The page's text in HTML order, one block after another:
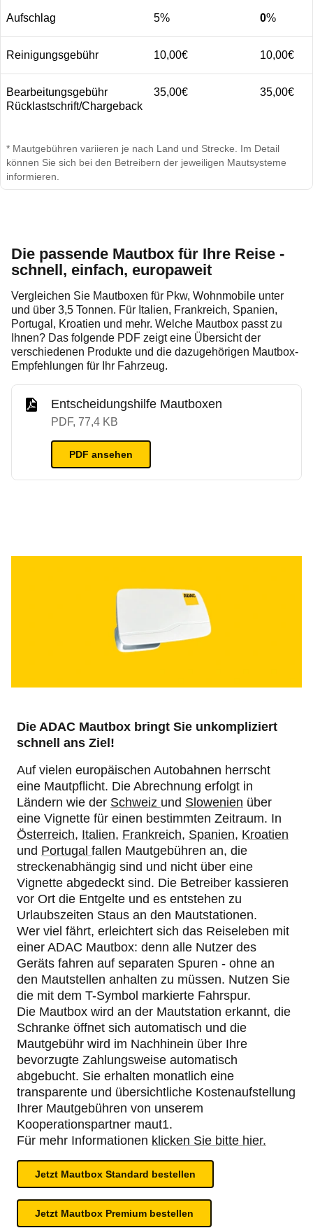
Aufschlag 5% 0%
Reinigungsgebühr 10,00€ 10,00€
Bearbeitungsgebühr
Rücklastschrift/Chargeback
35,00€ 35,00€
* Mautgebühren variieren je nach Land und Strecke. Im Detail
können Sie sich bei den Betreibern der jeweiligen Mautsysteme
informieren.
Die passende Mautbox für Ihre Reise -
schnell, einfach, europaweit
Vergleichen Sie Mautboxen für Pkw, Wohnmobile unter
und über 3,5 Tonnen. Für Italien, Frankreich, Spanien,
Portugal, Kroatien und mehr. Welche Mautbox passt zu
Ihnen? Das folgende PDF zeigt eine Übersicht der
verschiedenen Produkte und die dazugehörigen Mautbox-
Empfehlungen für Ihr Fahrzeug.
Entscheidungshilfe Mautboxen
PDF, 77,4 KB
PDF ansehen
Die ADAC Mautbox bringt Sie unkompliziert
schnell ans Ziel!
Auf vielen europäischen Autobahnen herrscht
eine Mautpflicht. Die Abrechnung erfolgt in
Ländern wie der Schweiz und Slowenien über
eine Vignette für einen bestimmten Zeitraum. In
Österreich, Italien, Frankreich, Spanien, Kroatien
und Portugal fallen Mautgebühren an, die
streckenabhängig sind und nicht über eine
Vignette abgedeckt sind. Die Betreiber kassieren
vor Ort die Entgelte und es entstehen zu
Urlaubszeiten Staus an den Mautstationen.
Wer viel fährt, erleichtert sich das Reiseleben mit
einer ADAC Mautbox: denn alle Nutzer des
Geräts fahren auf separaten Spuren - ohne an
den Mautstellen anhalten zu müssen. Nutzen Sie
die mit dem T-Symbol markierte Fahrspur.
Die Mautbox wird an der Mautstation erkannt, die
Schranke öffnet sich automatisch und die
Mautgebühr wird im Nachhinein über Ihre
bevorzugte Zahlungsweise automatisch
abgebucht. Sie erhalten monatlich eine
transparente und übersichtliche Kostenaufstellung
Ihrer Mautgebühren von unserem
Kooperationspartner maut1.
Für mehr Informationen klicken Sie bitte hier.
Jetzt Mautbox Standard bestellen
Jetzt Mautbox Premium bestellen